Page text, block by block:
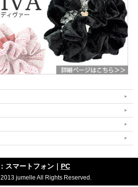
スマートフォン｜ PC
jumelle All Rights Reserved.